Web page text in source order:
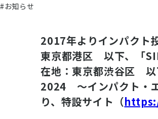
#お知らせ
2017年よりインパクト
東京都港区 以下、「
在地：東京都渋谷区
2024 〜インパクト・
り、特設サイト（